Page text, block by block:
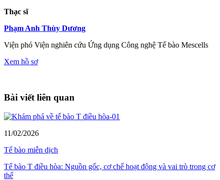
Thạc sĩ
Phạm Anh Thùy Dương
Viện phó Viện nghiên cứu Ứng dụng Công nghệ Tế bào Mescells
Xem hồ sơ
Bài viết liên quan
11/02/2026
Tế bào miễn dịch
Tế bào T điều hòa: Nguồn gốc, cơ chế hoạt động và vai trò trong cơ
thể